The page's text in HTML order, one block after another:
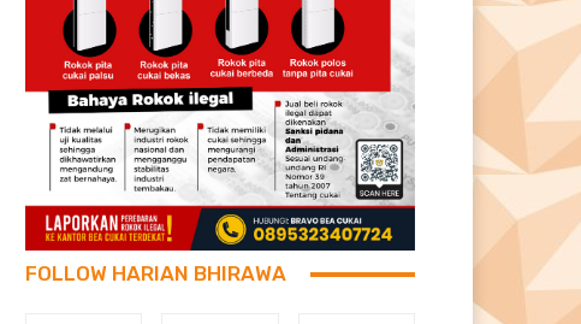
FOLLOW HARIAN BHIRAWA